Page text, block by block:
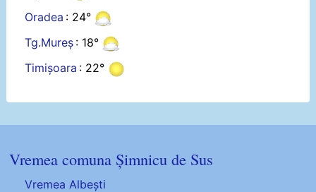
Oradea : 24°
Tg.Mureș : 18°
Timișoara : 22°
Vremea comuna Șimnicu de Sus
Vremea Albești